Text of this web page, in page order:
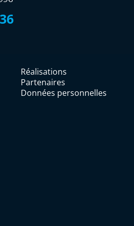
Réalisations
Partenaires
Données personnelles